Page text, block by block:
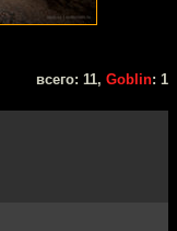
всего: 11, Goblin: 1